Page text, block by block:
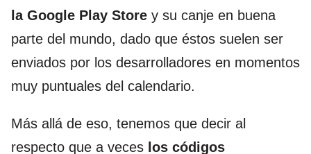
la Google Play Store y su canje en buena
parte del mundo, dado que éstos suelen ser
enviados por los desarrolladores en momentos
muy puntuales del calendario.
Más allá de eso, tenemos que decir al
respecto que a veces los códigos